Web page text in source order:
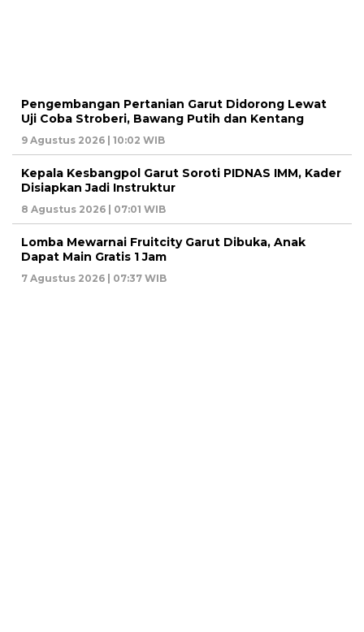
Pengembangan Pertanian Garut Didorong Lewat
Uji Coba Stroberi, Bawang Putih dan Kentang
9 Agustus 2026 | 10:02 WIB
Kepala Kesbangpol Garut Soroti PIDNAS IMM, Kader
Disiapkan Jadi Instruktur
8 Agustus 2026 | 07:01 WIB
Lomba Mewarnai Fruitcity Garut Dibuka, Anak
Dapat Main Gratis 1 Jam
7 Agustus 2026 | 07:37 WIB